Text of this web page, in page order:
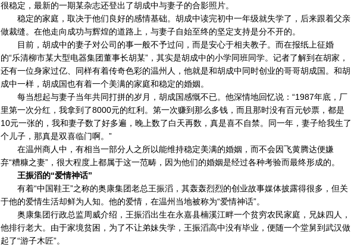
很稳定，最新的一期某杂志还登出了胡成中与妻子的合影照片。
稳定的家庭，取决于他们良好的感情基础。胡成中读完初中一年级就失学了，后来跟着父亲
做裁缝。在他走向成功与辉煌的道路上，与妻子自始至终的坚定支持是分不开的。
目前，胡成中的妻子对公司的事一般不予过问，而是安心于相夫教子。而在报纸上征婚
的“乐清柳市某大型电器集团董事长胡某”，其实是胡成中的小学同班同学。记者了解到在胡家，
还有一位身家过亿、同样有着传奇色彩的温州人，他就是和胡成中同时创业的哥哥胡成国。和胡
成中一样，胡成国也有着一个美满的家庭和稳定的婚姻。
每当想起与妻子当年共同打拼的岁月，胡成国感慨不已。他深情地回忆说：“1987年底，厂
里第一次分红，我拿到了8000元的红利。第一次赚到那么多钱，而且那时没有百元钞票，都是
10元一张的，我和妻子数了好多遍，晚上数了白天再数，真是喜不自禁。同一年，妻子给我生了
个儿子，那真是双喜临门啊。”
在温州商人中，有相当一部分人之所以能维持稳定美满的婚姻，而不会因飞黄腾达便嫌
弃“糟糠之妻”，很大程度上都属于这一范畴，因为他们的婚姻是经过各种考验而最终形成的。
王振滔的“爱情神话”
有着“中国鞋王”之称的奥康集团老总王振滔，其轰轰烈烈的创业故事媒体披露得很多，但关
于他的爱情生活却鲜为人知。他的爱情，在温州当地被称为“爱情神话”。
奥康集团行政总监周威介绍，王振滔出生在永嘉县楠溪江畔一个贫穷农民家庭，兄妹四人，
他排行老大。由于家境贫困，为了不让弟妹失学，王振滔高中没有毕业，便随一个堂舅到武汉做
起了“游子木匠”。